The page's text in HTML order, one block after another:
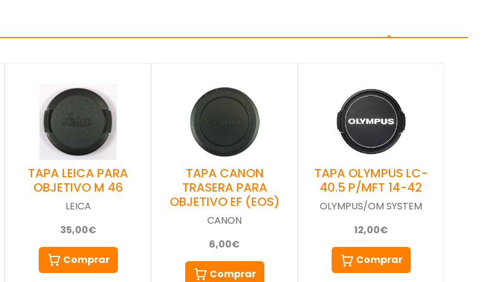
TAPA LEICA PARA
OBJETIVO M 46
LEICA
35,00€
Comprar
TAPA CANON
TRASERA PARA
OBJETIVO EF (EOS)
CANON
6,00€
Comprar
TAPA OLYMPUS LC-
40.5 P/MFT 14-42
OLYMPUS/OM SYSTEM
12,00€
Comprar